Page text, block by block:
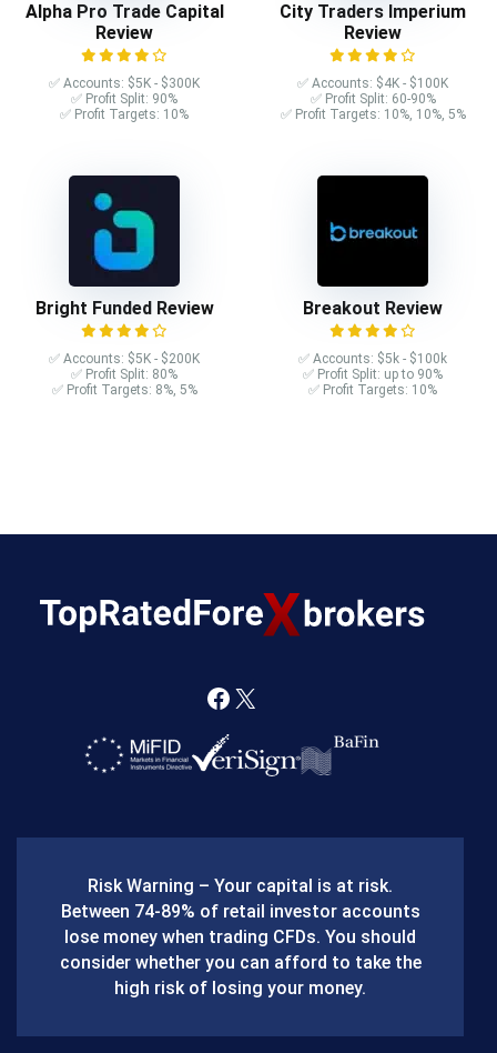
Alpha Pro Trade Capital
Review
✅ Accounts: $5K - $300K
✅ Profit Split: 90%
✅ Profit Targets: 10%
City Traders Imperium
Review
✅ Accounts: $4K - $100K
✅ Profit Split: 60-90%
✅ Profit Targets: 10%, 10%, 5%
Bright Funded Review
✅ Accounts: $5K - $200K
✅ Profit Split: 80%
✅ Profit Targets: 8%, 5%
Breakout Review
✅ Accounts: $5k - $100k
✅ Profit Split: up to 90%
✅ Profit Targets: 10%
F
a
o
o
k
X
Risk Warning – Your capital is at risk.
Between 74-89% of retail investor accounts
lose money when trading CFDs. You should
consider whether you can afford to take the
high risk of losing your money.